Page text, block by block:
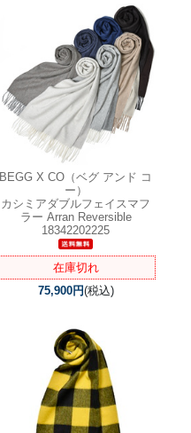
BEGG X CO（ベグ アンド コ
ー）
カシミアダブルフェイスマフ
ラー Arran Reversible
18342202225
在庫切れ
75,900円(税込)